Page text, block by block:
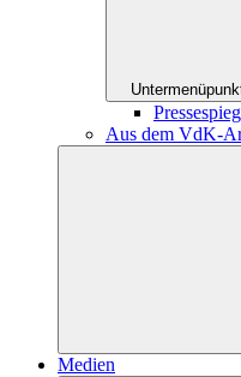
Aus dem VdK-
Medien